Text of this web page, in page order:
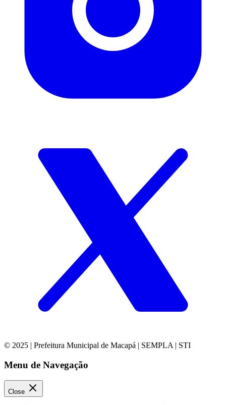
© 2025 | Prefeitura Municipal de Macapá | SEMPLA | STI
Menu de Navegação
Close